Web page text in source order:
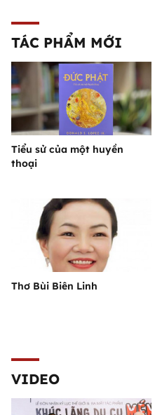
TÁC PHẨM MỚI
Tiểu sử của một huyền
thoại
Thơ Bùi Biên Linh
VIDEO